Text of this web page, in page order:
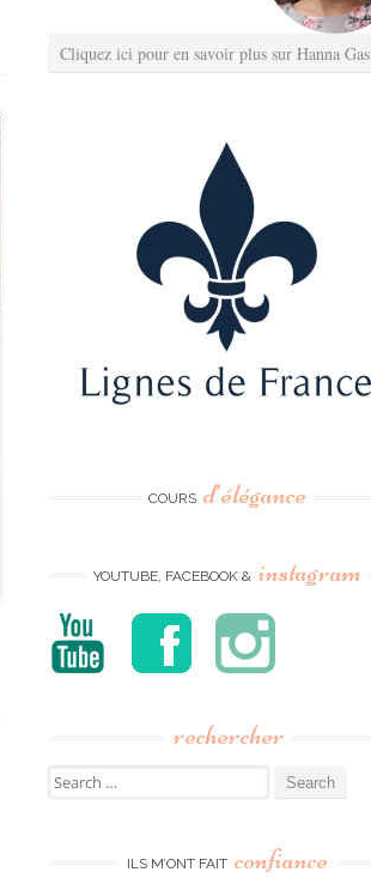
Cliquez ici pour en savoir plus sur Hanna Gas
COURS d’élégance
YOUTUBE, FACEBOOK & instagram
rechercher
Search
for:
ILS M’ONT FAIT confiance